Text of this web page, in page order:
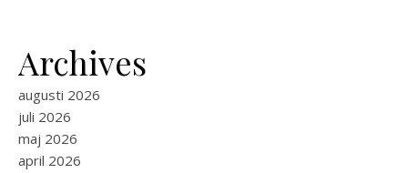
Archives
augusti 2026
juli 2026
maj 2026
april 2026